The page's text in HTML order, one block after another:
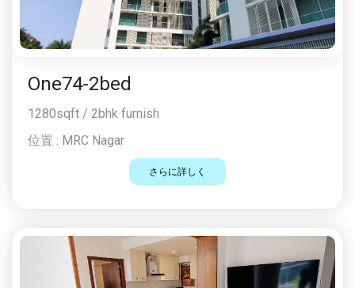
One74-2bed
1280sqft / 2bhk furnish
位置 : MRC Nagar
さらに詳しく